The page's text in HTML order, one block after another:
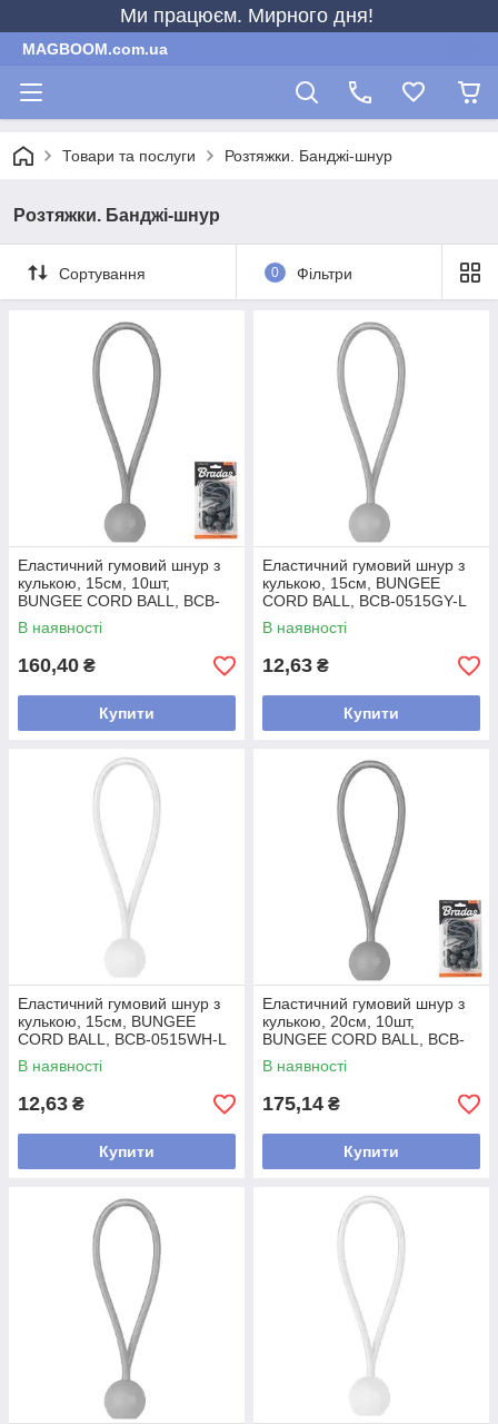
Ми працюєм. Мирного дня!
MAGBOOM.com.ua
Товари та послуги Розтяжки. Банджі-шнур
Розтяжки. Банджі-шнур
Сортування 0 Фільтри
Еластичний гумовий шнур з
кулькою, 15см, 10шт,
BUNGEE CORD BALL, BCB-
0515GY-B
В наявності
160,40 ₴
Купити
Еластичний гумовий шнур з
кулькою, 15см, BUNGEE
CORD BALL, BCB-0515GY-L
В наявності
12,63 ₴
Купити
Еластичний гумовий шнур з
кулькою, 15см, BUNGEE
CORD BALL, BCB-0515WH-L
В наявності
12,63 ₴
Купити
Еластичний гумовий шнур з
кулькою, 20см, 10шт,
BUNGEE CORD BALL, BCB-
0520GY-B
В наявності
175,14 ₴
Купити